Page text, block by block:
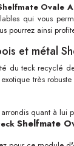
Ovale A
qui vous
pourrez ainsi
et métal
du teck recyclé
très
quant à lui
Shelfmate